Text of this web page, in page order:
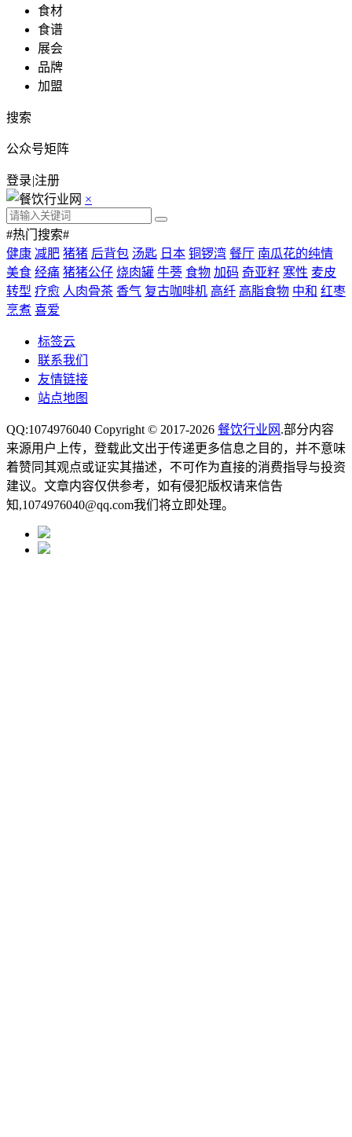
食材
食谱
展会
品牌
加盟
搜索
公众号矩阵
登录|注册
×
#热门搜索#
健康 减肥 猪猪 后背包 汤匙 日本 铜锣湾 餐厅 南瓜花的纯情
美食 经痛 猪猪公仔 烧肉罐 牛蒡 食物 加码 奇亚籽 寒性 麦皮
转型 疗愈 人肉骨茶 香气 复古咖啡机 高纤 高脂食物 中和 红枣
烹煮 喜爱
标签云
联系我们
友情链接
站点地图
QQ:1074976040 Copyright © 2017-2026 餐饮行业网 .部分内容
来源用户上传，登载此文出于传递更多信息之目的，并不意味
着赞同其观点或证实其描述，不可作为直接的消费指导与投资
建议。文章内容仅供参考，如有侵犯版权请来信告
知,1074976040@qq.com我们将立即处理。